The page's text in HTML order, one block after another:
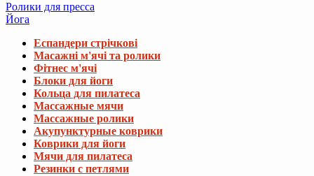
Ролики для пресса
Йога
Еспандери стрічкові
Масажні м'ячі та ролики
Фітнес м'ячі
Блоки для йоги
Кольца для пилатеса
Массажные мячи
Массажные ролики
Акупунктурные коврики
Коврики для йоги
Мячи для пилатеса
Резинки с петлями